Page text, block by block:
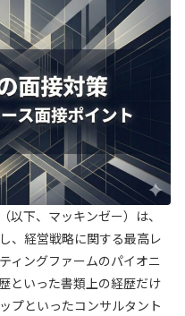
以下、マッキンゼー）は、
、経営戦略に関する最高レ
ィングファームのパイオニ
といった書類上の経歴だけ
プといったコンサルタント